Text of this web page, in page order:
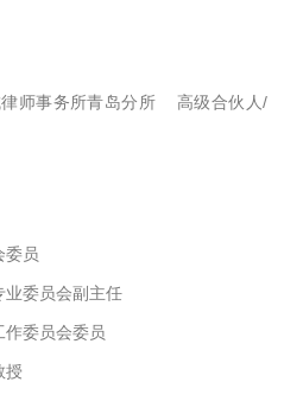
师事务所青岛分所 高级合伙人/
委员
业委员会副主任
作委员会委员
授